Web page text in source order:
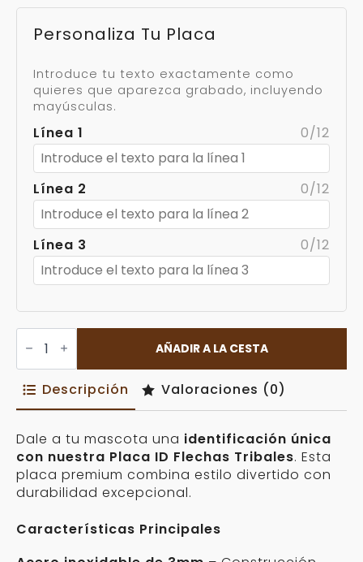
Personaliza Tu Placa
Introduce tu texto exactamente como
quieres que aparezca grabado, incluyendo
mayúsculas.
Línea 1 0/12
Línea 2 0/12
Línea 3 0/12
Placa
ID
Flechas
Tribales
Personalizable
cantidad
AÑADIR A LA CESTA
Descripción Valoraciones (0)
Dale a tu mascota una identificación única
con nuestra Placa ID Flechas Tribales. Esta
placa premium combina estilo divertido con
durabilidad excepcional.
Características Principales